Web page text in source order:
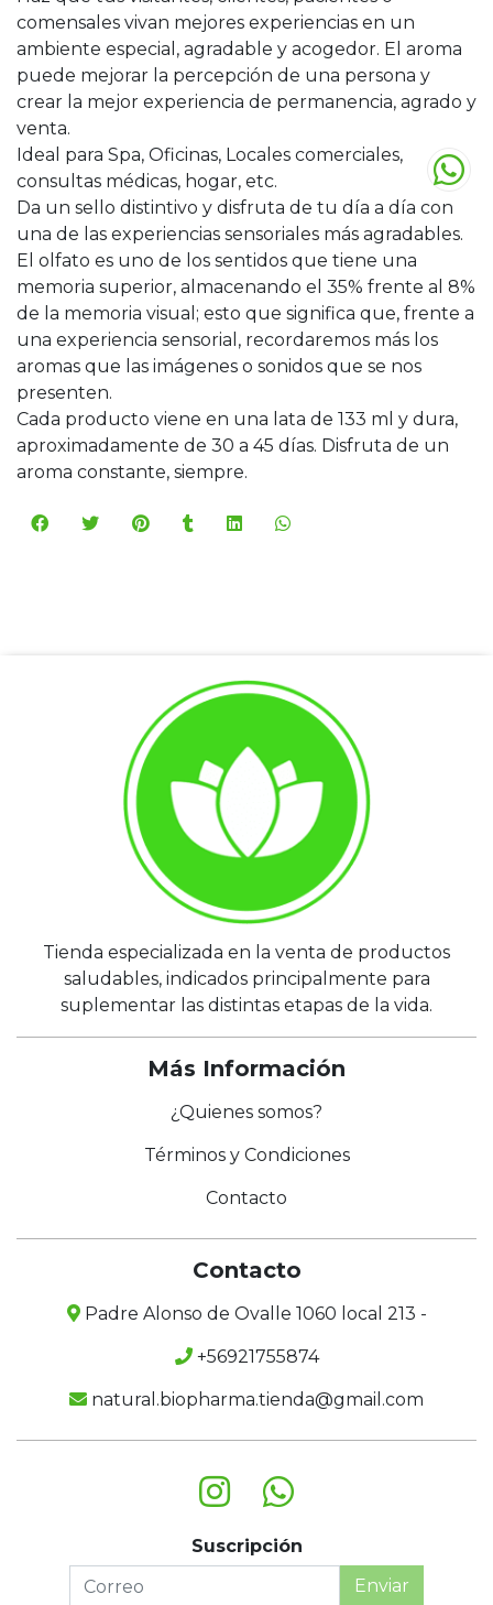
comensales vivan mejores experiencias en un
ambiente especial, agradable y acogedor. El aroma
puede mejorar la percepción de una persona y
crear la mejor experiencia de permanencia, agrado y
venta.
Ideal para Spa, Oficinas, Locales comerciales,
consultas médicas, hogar, etc.
Da un sello distintivo y disfruta de tu día a día con
una de las experiencias sensoriales más agradables.
El olfato es uno de los sentidos que tiene una
memoria superior, almacenando el 35% frente al 8%
de la memoria visual; esto que significa que, frente a
una experiencia sensorial, recordaremos más los
aromas que las imágenes o sonidos que se nos
presenten.
Cada producto viene en una lata de 133 ml y dura,
aproximadamente de 30 a 45 días. Disfruta de un
aroma constante, siempre.
Tienda especializada en la venta de productos
saludables, indicados principalmente para
suplementar las distintas etapas de la vida.
Más Información
¿Quienes somos?
Términos y Condiciones
Contacto
Contacto
Padre Alonso de Ovalle 1060 local 213 -
+56921755874
natural.biopharma.tienda@gmail.com
Suscripción
Enviar